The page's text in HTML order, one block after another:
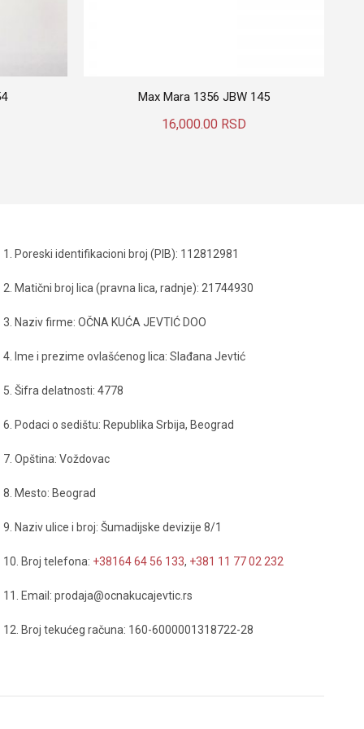
Max Mara 1356 JBW 145
16,000.00 RSD
1. Poreski identifikacioni broj (PIB): 112812981
2. Matični broj lica (pravna lica, radnje): 21744930
3. Naziv firme: OČNA KUĆA JEVTIĆ DOO
4. Ime i prezime ovlašćenog lica: Slađana Jevtić
5. Šifra delatnosti: 4778
6. Podaci o sedištu: Republika Srbija, Beograd
7. Opština: Voždovac
8. Mesto: Beograd
9. Naziv ulice i broj: Šumadijske devizije 8/1
10. Broj telefona: +38164 64 56 133, +381 11 77 02 232
11. Email: prodaja@ocnakucajevtic.rs
12. Broj tekućeg računa: 160-6000001318722-28